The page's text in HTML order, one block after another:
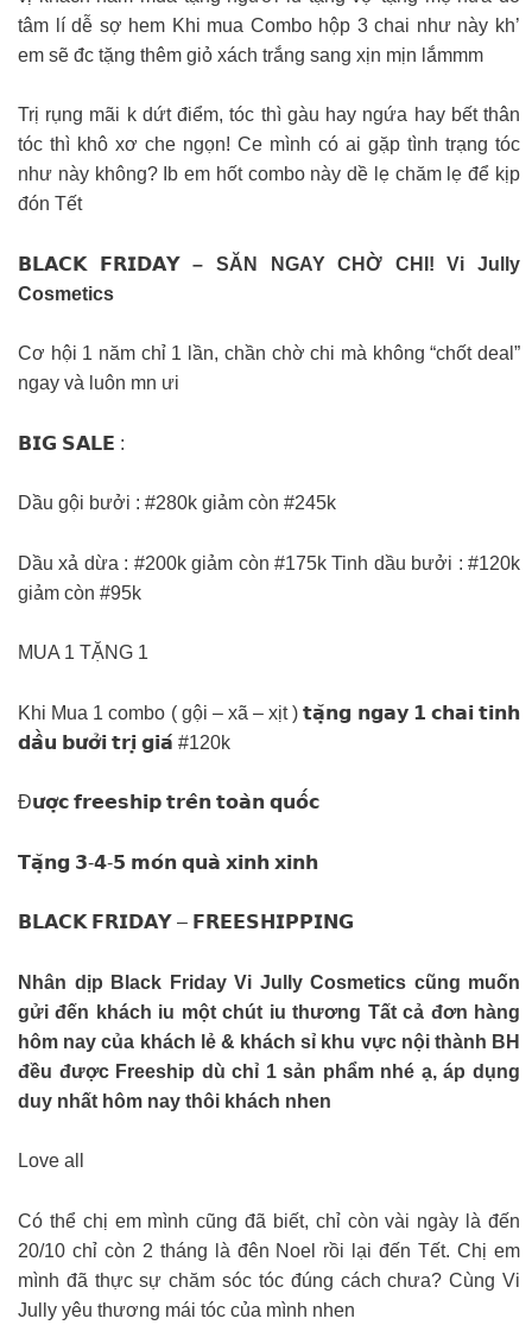
tâm lí dễ sợ hem Khi mua Combo hộp 3 chai như này kh’
em sẽ đc tặng thêm giỏ xách trắng sang xịn mịn lắmmm
Trị rụng mãi k dứt điểm, tóc thì gàu hay ngứa hay bết thân
tóc thì khô xơ che ngọn! Ce mình có ai gặp tình trạng tóc
như này không? Ib em hốt combo này dề lẹ chăm lẹ để kịp
đón Tết
𝗕𝗟𝗔𝗖𝗞 𝗙𝗥𝗜𝗗𝗔𝗬 – SĂN NGAY CHỜ CHI! Vi Jully
Cosmetics
Cơ hội 1 năm chỉ 1 lần, chần chờ chi mà không “chốt deal”
ngay và luôn mn ưi
𝗕𝗜𝗚 𝗦𝗔𝗟𝗘 :
Dầu gội bưởi : #280k giảm còn #245k
Dầu xả dừa : #200k giảm còn #175k Tinh dầu bưởi : #120k
giảm còn #95k
MUA 1 TẶNG 1
Khi Mua 1 combo ( gội – xã – xịt ) 𝘁𝗮̣̆𝗻𝗴 𝗻𝗴𝗮𝘆 𝟭 𝗰𝗵𝗮𝗶 𝘁𝗶𝗻𝗵
𝗱𝗮̂̀𝘂 𝗯𝘂̛𝗼̛̉𝗶 𝘁𝗿𝗶̣ 𝗴𝗶𝗮́ #120k
Đ𝘂̛𝗼̛̣𝗰 𝗳𝗿𝗲𝗲𝘀𝗵𝗶𝗽 𝘁𝗿𝗲̂𝗻 𝘁𝗼𝗮̀𝗻 𝗾𝘂𝗼̂́𝗰
𝗧𝗮̣̆𝗻𝗴 𝟯-𝟰-𝟱 𝗺𝗼́𝗻 𝗾𝘂𝗮̀ 𝘅𝗶𝗻𝗵 𝘅𝗶𝗻𝗵
𝗕𝗟𝗔𝗖𝗞 𝗙𝗥𝗜𝗗𝗔𝗬 – 𝗙𝗥𝗘𝗘𝗦𝗛𝗜𝗣𝗣𝗜𝗡𝗚
Nhân dịp Black Friday Vi Jully Cosmetics cũng muốn
gửi đến khách iu một chút iu thương Tất cả đơn hàng
hôm nay của khách lẻ & khách sỉ khu vực nội thành BH
đều được Freeship dù chỉ 1 sản phẩm nhé ạ, áp dụng
duy nhất hôm nay thôi khách nhen
Love all
Có thể chị em mình cũng đã biết, chỉ còn vài ngày là đến
20/10 chỉ còn 2 tháng là đên Noel rồi lại đến Tết. Chị em
mình đã thực sự chăm sóc tóc đúng cách chưa? Cùng Vi
Jully yêu thương mái tóc của mình nhen